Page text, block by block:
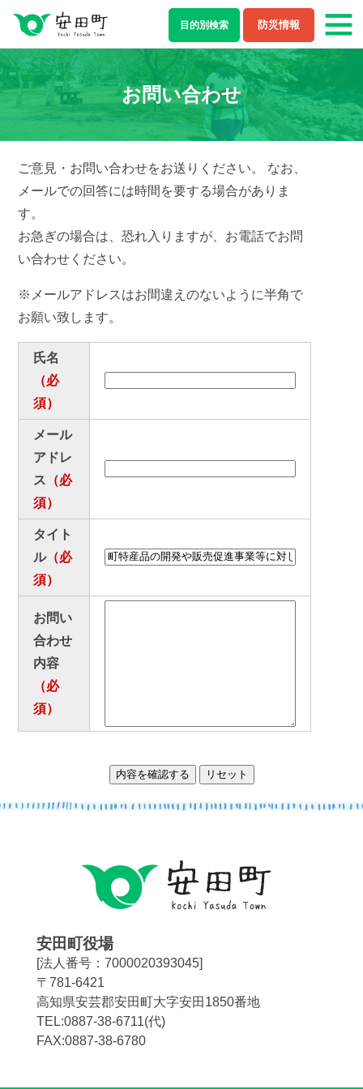
防災情報
目的別検索
もしもの場合
防災・救急情報 夜間・休日診療案内
ライフステージ
結婚・離婚 妊娠・出産
子育て 学校教育
就職・退職 健康・福祉
分類で探す 組織で探す
カレンダーで探す
コンテンツ
ふるさと納税
お問い合わせ
ご意見・お問い合わせをお送りください。 なお、
メールでの回答には時間を要する場合がありま
す。
お急ぎの場合は、恐れ入りますが、お電話でお問
い合わせください。
※メールアドレスはお間違えのないように半角で
お願い致します。
氏名
（必
須）
メール
アドレ
ス （必
須）
タイト
ル（必
須）
お問い
合わせ
内容
（必
須）
安田町役場
[法人番号：7000020393045]
〒781-6421
高知県安芸郡安田町大字安田1850番地
TEL:0887-38-6711(代)
FAX:0887-38-6780